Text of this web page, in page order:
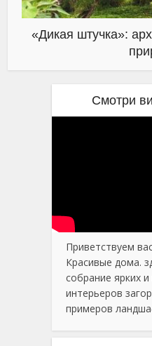
«Дикая штучка»:
Смотри
Приветствуем
Красивые дома.
собрание ярких
интерьеров
примеров